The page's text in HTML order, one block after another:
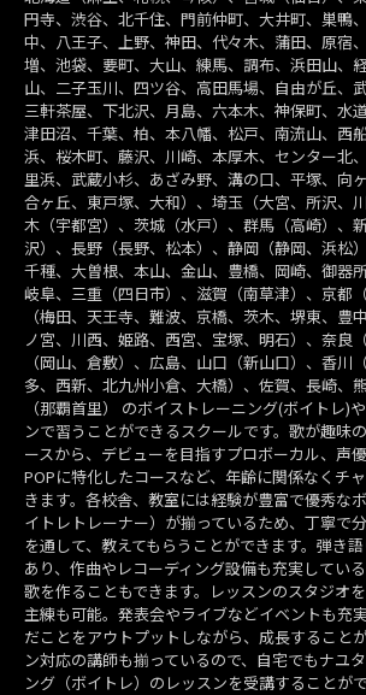
円寺、渋谷、北千住、門前仲町、大井町、巣鴨
中、八王子、上野、神田、代々木、蒲田、原宿
増、池袋、要町、大山、練馬、調布、浜田山、
山、二子玉川、四ツ谷、高田馬場、自由が丘、
三軒茶屋、下北沢、月島、六本木、神保町、水
津田沼、千葉、柏、本八幡、松戸、南流山、西
浜、桜木町、藤沢、川崎、本厚木、センター北
里浜、武蔵小杉、あざみ野、溝の口、平塚、向
合ヶ丘、東戸塚、大和）、埼玉（大宮、所沢、
木（宇都宮）、茨城（水戸）、群馬（高崎）、
沢）、長野（長野、松本）、静岡（静岡、浜松
千種、大曽根、本山、金山、豊橋、岡崎、御器
岐阜、三重（四日市）、滋賀（南草津）、京都
（梅田、天王寺、難波、京橋、茨木、堺東、豊
ノ宮、川西、姫路、西宮、宝塚、明石）、奈良
（岡山、倉敷）、広島、山口（新山口）、香川
多、西新、北九州小倉、大橋）、佐賀、長崎、
（那覇首里） のボイストレーニング(ボイトレ)
ンで習うことができるスクールです。歌が趣味
ースから、デビューを目指すプロボーカル、声
POPに特化したコースなど、年齢に関係なくチ
きます。各校舎、教室には経験が豊富で優秀な
イトレトレーナー）が揃っているため、丁寧で
を通して、教えてもらうことができます。弾き
あり、作曲やレコーディング設備も充実してい
歌を作ることもできます。レッスンのスタジオ
主練も可能。発表会やライブなどイベントも充
だことをアウトプットしながら、成長すること
ン対応の講師も揃っているので、自宅でもナユ
ング（ボイトレ）のレッスンを受講することがで